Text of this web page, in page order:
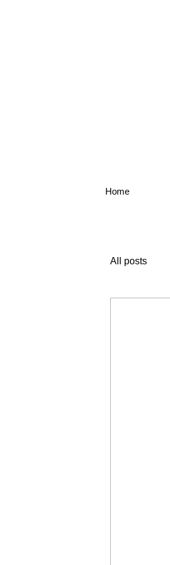
Home
All posts